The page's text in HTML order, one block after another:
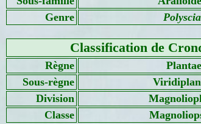
Genre
Classification de
Règne
Plantae
Sous-règne
Division
Classe